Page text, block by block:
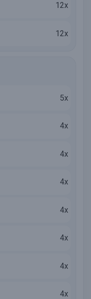
12x
12x
5x
4x
4x
4x
4x
4x
4x
4x